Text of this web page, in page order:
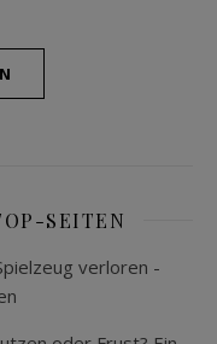
SEITEN
verloren -